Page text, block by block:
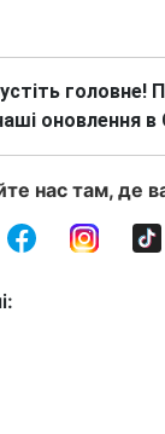
головне!
оновлення в
нас там, де